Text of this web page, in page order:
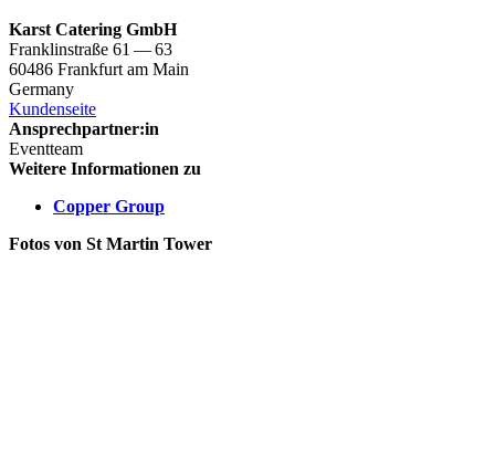
Karst Catering GmbH
Franklinstraße 61 — 63
60486 Frankfurt am Main
Germany
Kundenseite
Ansprechpartner:in
Eventteam
Weitere Informationen zu
Copper Group
Fotos von St Martin Tower